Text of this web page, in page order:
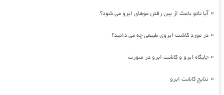
»آیا تاتو باعث از بین رفتن موهای ابرو می شود؟
» در مورد کاشت ابروی طبیعی چه می دانید؟
» جایگاه ابرو و کاشت ابرو در صورت
» نتایج کاشت ابرو